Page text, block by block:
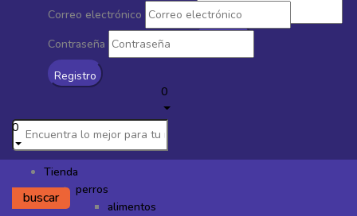
0
buscar
Correo electrónico
Contraseña
0
Tienda
perros
alimentos